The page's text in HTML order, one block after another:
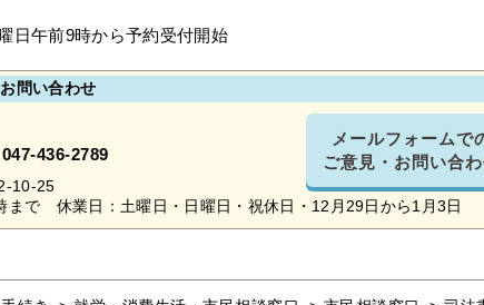
日午前9時から予約受付開始
問い合わせ
047-436-2789
メールフォームで
ご意見・お問い合
10-25
まで 休業日：土曜日・日曜日・祝休日・12月29日から1月3日